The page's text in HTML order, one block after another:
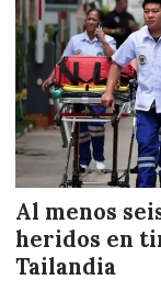
Al menos
heridos en
Tailandia